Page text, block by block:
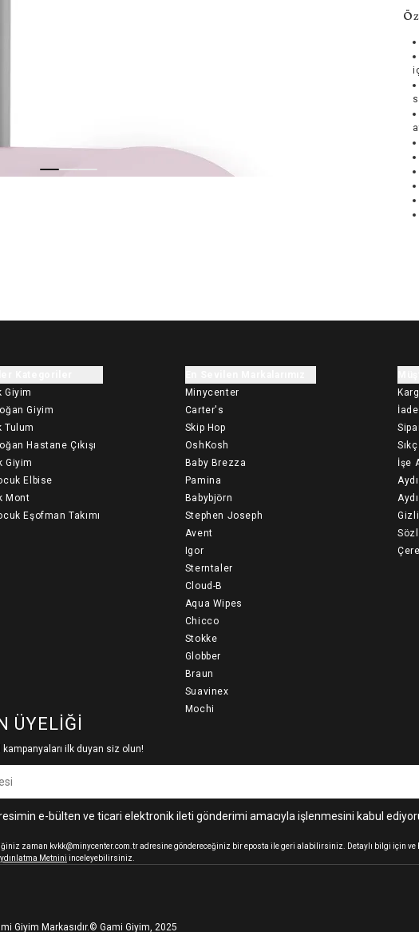
Giyim
Giyim
Tulum
Hastane Çıkışı
Giyim
Elbise
Mont
Eşofman Takımı
Minycenter
Carter's
Skip Hop
OshKosh
Baby Brezza
Pamina
Babybjörn
Stephen Joseph
Avent
Igor
Sterntaler
Cloud-B
Aqua Wipes
Chicco
Stokke
Globber
Braun
Suavinex
Mochi
İşe
ÜYELIĞI
ilk duyan siz olun!
e-bülten ve ticari elektronik ileti gönderimi amacıyla işlenmesini kabul
zaman kvkk@minycenter.com.tr adresine göndereceğiniz bir eposta ile geri alabilirsiniz. Detaylı bilgi için ve
Metnini inceleyebilirsiniz.
Giyim Markasıdır. © Gami Giyim, 2025